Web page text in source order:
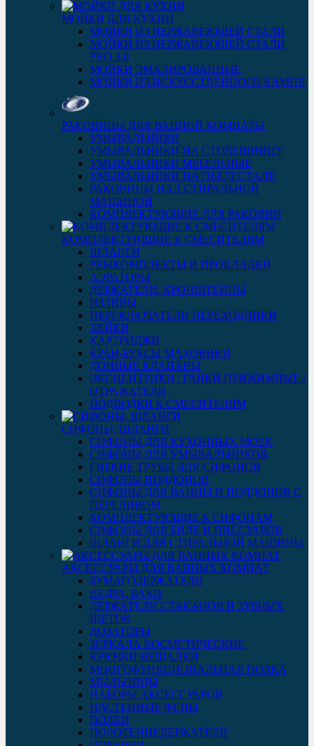
МОЙКИ ДЛЯ КУХНИ
МОЙКИ ИЗ НЕРЖАВЕЮЩЕЙ СТАЛИ
МОЙКИ ИЗ НЕРЖАВЕЮЩЕЙ СТАЛИ
PRO 3.0
МОЙКИ ЭМАЛИРОВАННЫЕ
МОЙКИ ИЗ ИСКУССТВЕННОГО КАМНЯ
РАКОВИНЫ ДЛЯ ВАННОЙ КОМНАТЫ
УМЫВАЛЬНИКИ
УМЫВАЛЬНИКИ НА СТОЛЕШНИЦУ
УМЫВАЛЬНИКИ МЕБЕЛЬНЫЕ
УМЫВАЛЬНИКИ НА ПЬЕДЕСТАЛЕ
РАКОВИНЫ НАД СТИРАЛЬНОЙ
МАШИНОЙ
КОМПЛЕКТУЮЩИЕ ДЛЯ РАКОВИН
КОМПЛЕКТУЮЩИЕ К СМЕСИТЕЛЯМ
ШЛАНГИ
РЕМКОМПЛЕКТЫ И ПРОКЛАДКИ
АЭРАТОРЫ
ДЕРЖАТЕЛИ, КРОНШТЕЙНЫ
ИЗЛИВЫ
ПЕРЕКЛЮЧАТЕЛИ ПЕРЕХОДНИКИ
ЛЕЙКИ
КАРТРИДЖИ
КРАН-БУКСЫ МАХОВИКИ
ДОННЫЕ КЛАПАНЫ
ЭКСЦЕНТРИКИ / ГАЙКИ ПРИЖИМНЫЕ /
ОТРАЖАТЕЛИ
ПОДВОДКИ К СМЕСИТЕЛЯМ
СИФОНЫ, ШЛАНГИ
СИФОНЫ ДЛЯ КУХОННЫХ МОЕК
СИФОНЫ ДЛЯ УМЫВАЛЬНИКОВ
ГИБКИЕ ТРУБЫ ДЛЯ СИФОНОВ
СИФОНЫ ПОДДОНОВ
СИФОНЫ ДЛЯ ВАННЫ И ПОДДОНОВ С
ПЕРЕЛИВОМ
КОМПЛЕКТУЮЩИЕ К СИФОНАМ
СИФОНЫ ДЛЯ БИДЕ И ПИССУАРОВ
ШЛАНГИ ДЛЯ СТИРАЛЬНОЙ МАШИНЫ
АКСЕССУАРЫ ДЛЯ ВАННЫХ КОМНАТ
БУМАГОДЕРЖАТЕЛИ
ВЕДРА, БАКИ
ДЕРЖАТЕЛИ СТАКАНОВ И ЗУБНЫХ
ЩЕТОК
ДОЗАТОРЫ
ЗЕРКАЛА КОСМЕТИЧЕСКИЕ
КРЮЧКИ ВЕШАЛКИ
МНОГОФУНКЦИОНАЛЬНАЯ ПОЛКА
МЫЛЬНИЦЫ
НАБОРЫ АКСЕССУАРОВ
НАСТЕННЫЕ ФЕНЫ
ПОЛКИ
ПОЛОТЕНЦЕДЕРЖАТЕЛИ